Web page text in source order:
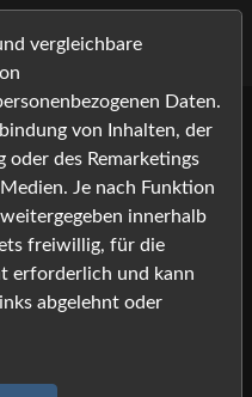
vergleichbare
Daten.
von Inhalten, der
des Remarketings
Je nach Funktion
innerhalb
freiwillig, für die
erforderlich und kann
abgelehnt oder